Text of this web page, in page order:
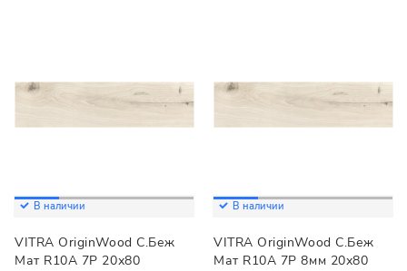
В наличии
VITRA OriginWood С.Беж
Мат R10A 7Р 20х80
В наличии
VITRA OriginWood С.Беж
Мат R10A 7Р 8мм 20х80